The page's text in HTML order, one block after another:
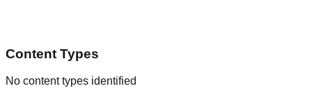
Content Types
No content types identified